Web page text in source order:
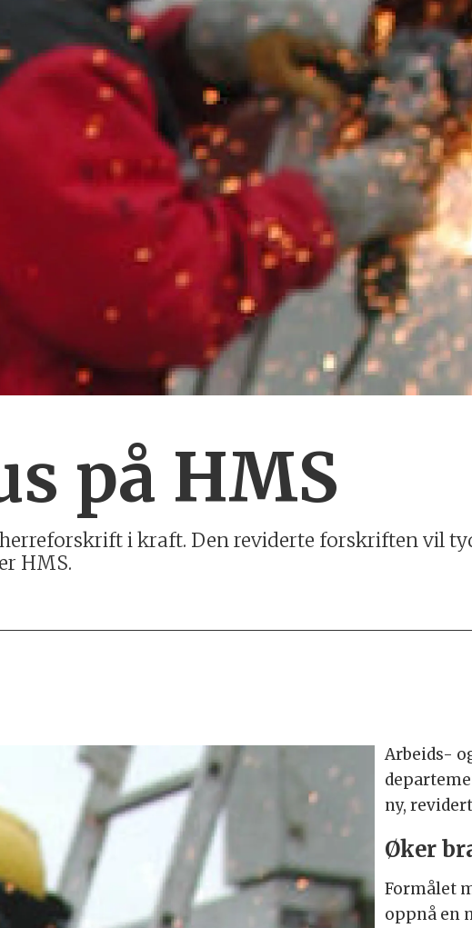
på HMS
i kraft. Den reviderte forskriften vil
HMS.
Arbeids-
ny,
Øker
Formålet
oppnå en